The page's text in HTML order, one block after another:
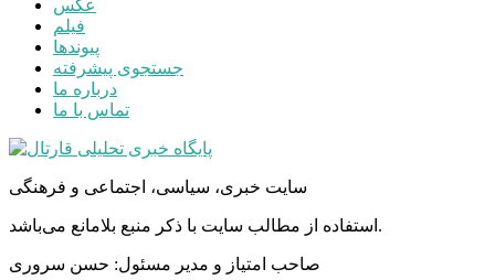
عکس
فیلم
پیوندها
جستجوی پیشرفته
درباره ما
تماس با ما
سایت خبری، سیاسی، اجتماعی و فرهنگی
استفاده از مطالب سایت با ذکر منبع بلامانع می‌باشد.
صاحب امتیاز و مدیر مسئول: حسن سروری